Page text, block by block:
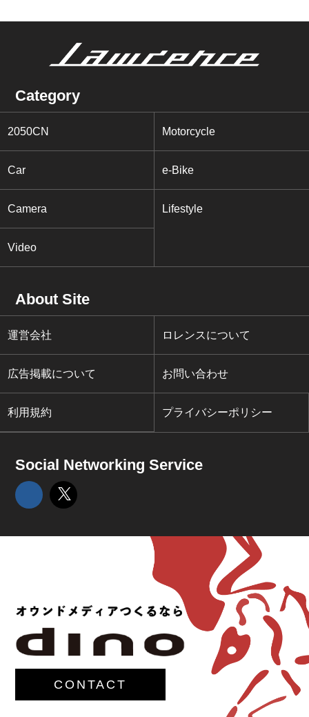
Category
2050CN Motorcycle
Car e-Bike
Camera Lifestyle
Video
About Site
運営会社 ロレンスについて
広告掲載について お問い合わせ
利用規約 プライバシーポリシー
Social Networking Service
CONTACT